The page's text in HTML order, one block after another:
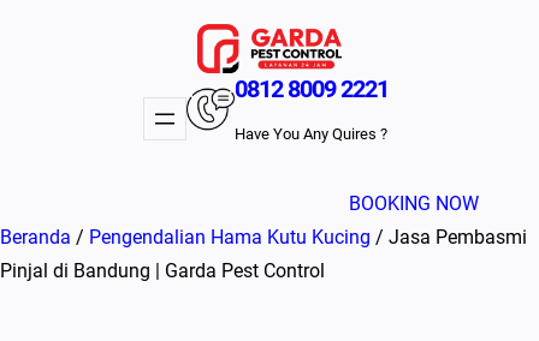
0812 8009 2221
Have You Any Quires ?
BOOKING NOW
Beranda / Pengendalian Hama Kutu Kucing / Jasa Pembasmi
Pinjal di Bandung | Garda Pest Control